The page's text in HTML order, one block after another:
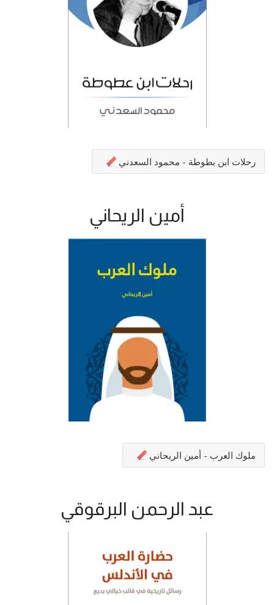
رحلات ابن بطوطة - محمود السعدني
أمين الريحاني
ملوك العرب - أمين الريحاني
عبد الرحمن البرقوقي